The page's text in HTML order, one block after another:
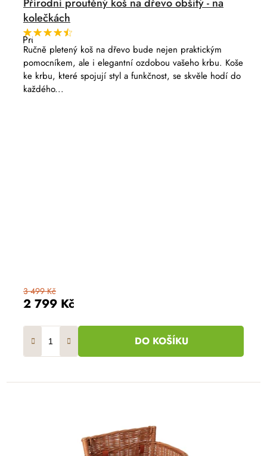
kolečkách
Průměrné
hodnocení
produktu
je
4,9
z
5
2 799 Kč
3 499 Kč
DO KOŠÍKU
Ručně pletený koš na dřevo bude nejen praktickým
pomocníkem, ale i elegantní ozdobou vašeho krbu. Koše
ke krbu, které spojují styl a funkčnost, se skvěle hodí do
každého...